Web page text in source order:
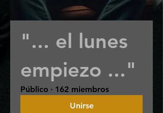
"... el lunes
empiezo ..."
Público · 162 miembros
Unirse